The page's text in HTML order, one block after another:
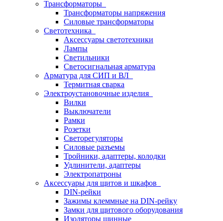
Трансформаторы
Трансформаторы напряжения
Силовые трансформаторы
Светотехника
Аксессуары светотехники
Лампы
Светильники
Светосигнальная арматура
Арматура для СИП и ВЛ
Термитная сварка
Электроустановочные изделия
Вилки
Выключатели
Рамки
Розетки
Светорегуляторы
Силовые разъемы
Тройники, адаптеры, колодки
Удлинители, адаптеры
Электропатроны
Аксессуары для щитов и шкафов
DIN-рейки
Зажимы клеммные на DIN-рейку
Замки для щитового оборудования
Изоляторы шинные